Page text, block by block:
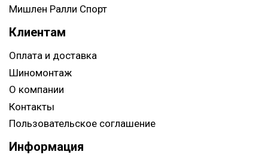
Мишлен Ралли Спорт
Клиентам
Оплата и доставка
Шиномонтаж
О компании
Контакты
Пользовательское соглашение
Информация